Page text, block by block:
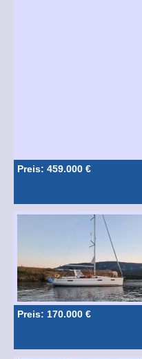
Preis: 459.000 €
Preis: 170.000 €